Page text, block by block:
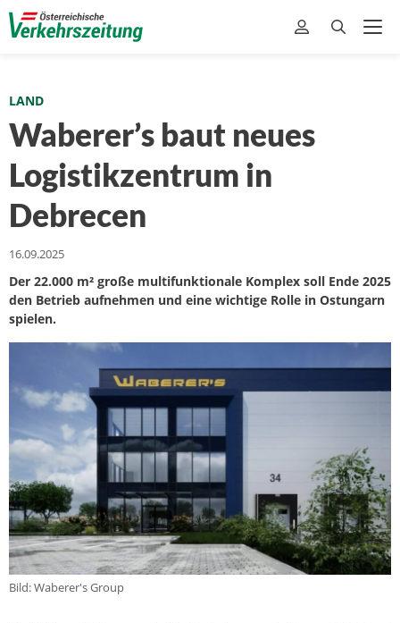
LAND
Waberer’s baut neues
Logistikzentrum in
Debrecen
16.09.2025
Der 22.000 m² große multifunktionale Komplex soll Ende 2025
den Betrieb aufnehmen und eine wichtige Rolle in Ostungarn
spielen.
Bild: Waberer's Group